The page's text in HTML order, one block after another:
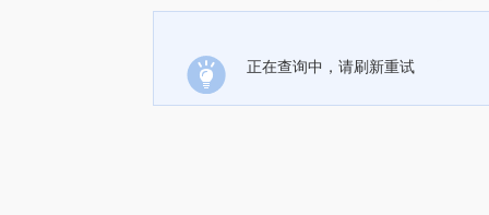
正在查询中，请刷新重试